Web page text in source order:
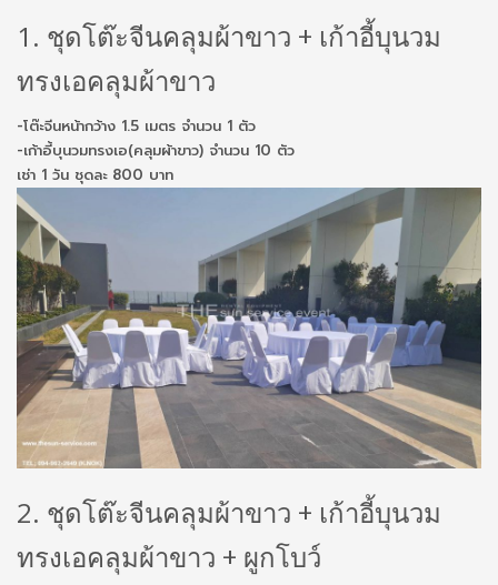
1. ชุดโต๊ะจีนคลุมผ้าขาว + เก้าอี้บุนวม
ทรงเอคลุมผ้าขาว
-โต๊ะจีนหน้ากว้าง 1.5 เมตร จำนวน 1 ตัว
-เก้าอี้บุนวมทรงเอ(คลุมผ้าขาว) จำนวน 10 ตัว
เช่า 1 วัน ชุดละ 800 บาท
2. ชุดโต๊ะจีนคลุมผ้าขาว + เก้าอี้บุนวม
ทรงเอคลุมผ้าขาว + ผูกโบว์